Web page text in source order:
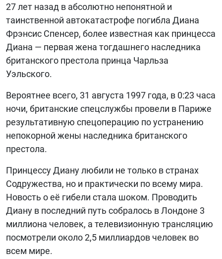
БИБЛИОТЕКА
ВИДЕО
ФОТО
27 лет назад в абсолютно непонятной и
таинственной автокатастрофе погибла Диана
Фрэнсис Спенсер, более известная как принцесса
Диана — первая жена тогдашнего наследника
британского престола принца Чарльза
Уэльского.
Вероятнее всего, 31 августа 1997 года, в 0:23 часа
ночи, британские спецслужбы провели в Париже
результативную спецоперацию по устранению
непокорной жены наследника британского
престола.
Принцессу Диану любили не только в странах
Содружества, но и практически по всему мира.
Новость о её гибели стала шоком. Проводить
Диану в последний путь собралось в Лондоне 3
миллиона человек, а телевизионную трансляцию
посмотрели около 2,5 миллиардов человек во
всем мире.